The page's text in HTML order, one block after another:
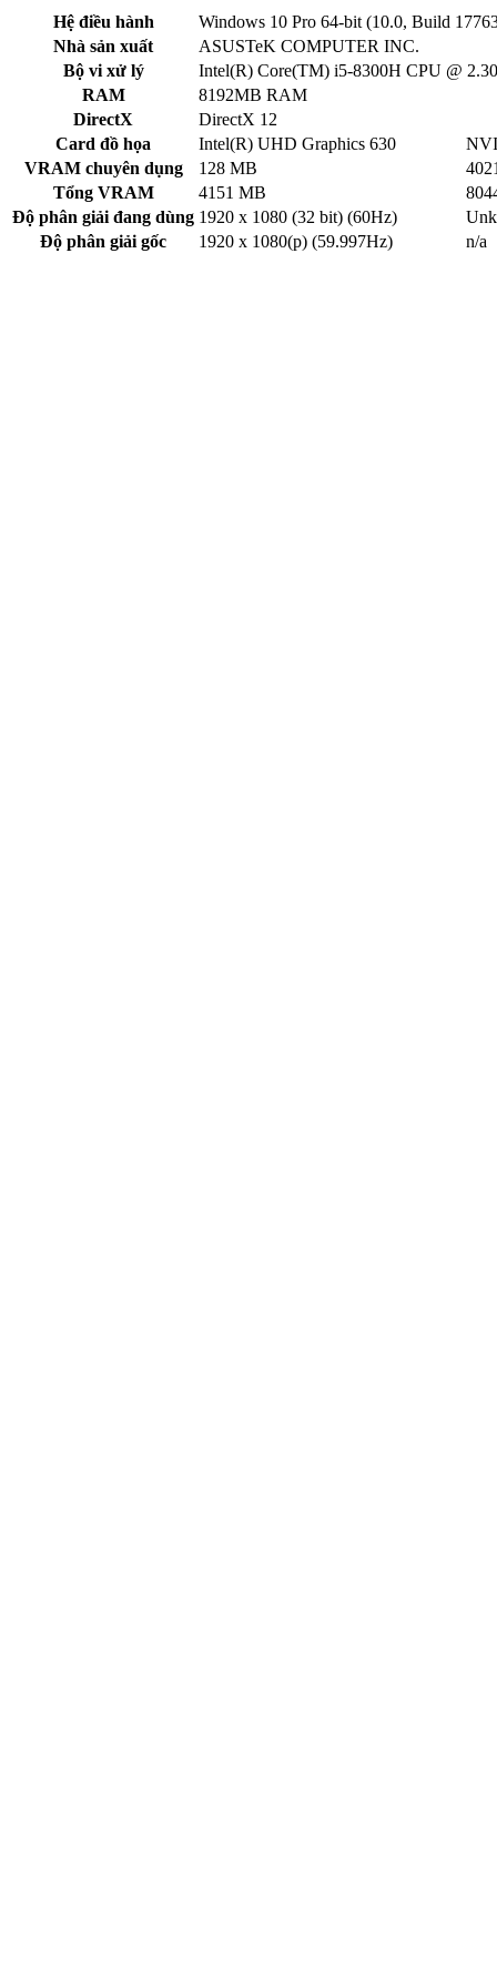
Hệ điều hành
Windows 10 Pro 64-bit (10.0, Build
Nhà sản xuất
ASUSTeK COMPUTER INC.
Bộ vi xử lý
Intel(R) Core(TM) i5-8300H CPU @
RAM
8192MB RAM
DirectX
DirectX 12
Card đồ họa
Intel(R) UHD Graphics 630
VRAM chuyên dụng
128 MB
Tổng VRAM
4151 MB
Độ phân giải đang dùng 1920 x 1080 (32 bit) (60Hz)
Độ phân giải gốc
1920 x 1080(p) (59.997Hz) n/a